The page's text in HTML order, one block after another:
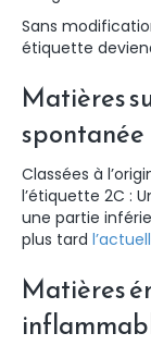
Sans
étiquette
Matières
spontanée
Classées à
l’étiquette 2C :
une partie
plus tard
Matières